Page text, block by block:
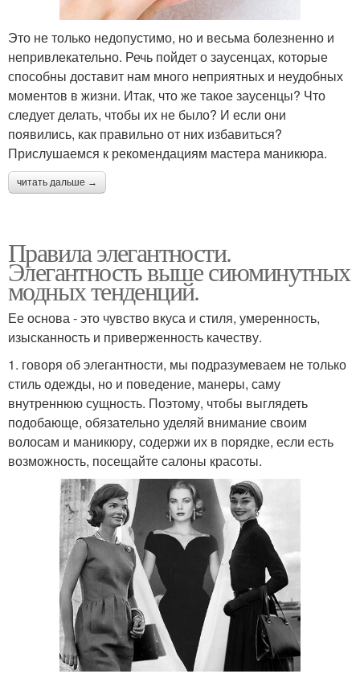
Это не только недопустимо, но и весьма болезненно и
непривлекательно. Речь пойдет о заусенцах, которые
способны доставит нам много неприятных и неудобных
моментов в жизни. Итак, что же такое заусенцы? Что
следует делать, чтобы их не было? И если они
появились, как правильно от них избавиться?
Прислушаемся к рекомендациям мастера маникюра.
читать дальше →
Правила элегантности.
Элегантность выше сиюминутных
модных тенденций.
Ее основа - это чувство вкуса и стиля, умеренность,
изысканность и приверженность качеству.
1. говоря об элегантности, мы подразумеваем не только
стиль одежды, но и поведение, манеры, саму
внутреннюю сущность. Поэтому, чтобы выглядеть
подобающе, обязательно уделяй внимание своим
волосам и маникюру, содержи их в порядке, если есть
возможность, посещайте салоны красоты.